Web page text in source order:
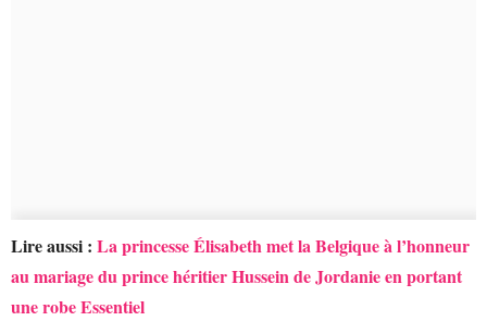
Lire aussi : La princesse Élisabeth met la Belgique à l’honneur
au mariage du prince héritier Hussein de Jordanie en portant
une robe Essentiel